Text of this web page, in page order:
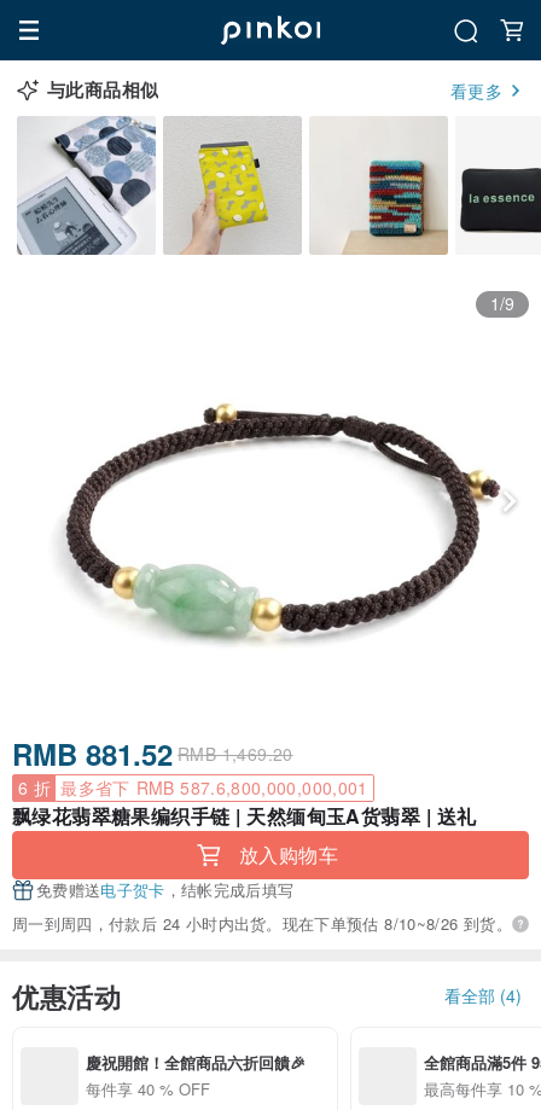
与此商品相似 看更多
1/9
RMB 881.52 RMB 1,469.20
6 折 最多省下 RMB 587.6,800,000,000,001
飘绿花翡翠糖果编织手链 | 天然缅甸玉A货翡翠 | 送礼
放入购物车
免费赠送电子贺卡 ，结帐完成后填写
周一到周四，付款后 24 小时内出货。现在下单预估 8/10~8/26 到货。
优惠活动 看全部 (4)
慶祝開館！全館商品六折回饋🎉
每件享 40 % OFF
全館商品滿5件
折優惠
最高每件享 10